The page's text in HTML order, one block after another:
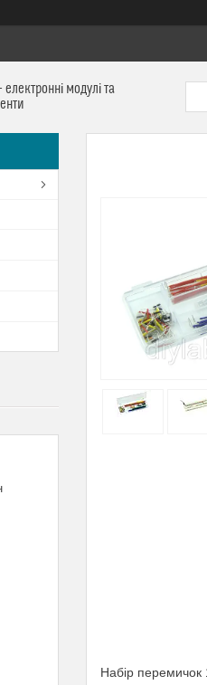
електронні модулі та
Набір перемичок